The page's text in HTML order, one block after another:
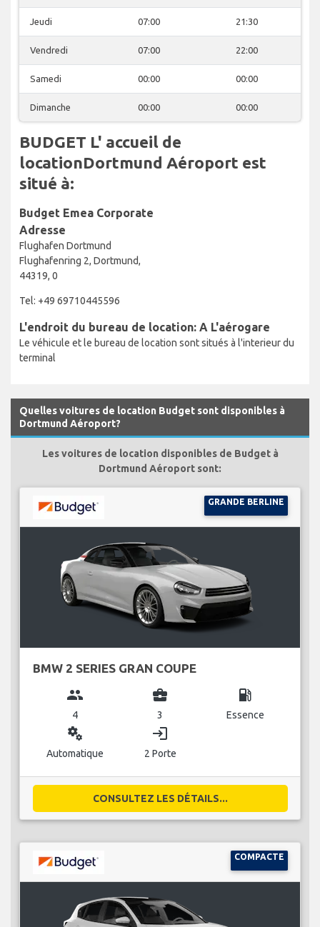
Jeudi 07:00 21:30
Vendredi 07:00 22:00
Samedi 00:00 00:00
Dimanche 00:00 00:00
BUDGET L' accueil de
locationDortmund Aéroport est
situé à:
Budget Emea Corporate
Adresse
Flughafen Dortmund
Flughafenring 2, Dortmund,
44319, 0
Tel: +49 69710445596
L'endroit du bureau de location: A L'aérogare
Le véhicule et le bureau de location sont situés à l'interieur du
terminal
Quelles voitures de location Budget sont disponibles à
Dortmund Aéroport?
Les voitures de location disponibles de Budget à
Dortmund Aéroport sont:
GRANDE BERLINE
BMW 2 SERIES GRAN COUPE
group
4
business_center
3
local_gas_station
Essence
miscellaneous_services
Automatique
login
2 Porte
CONSULTEZ LES DÉTAILS...
COMPACTE